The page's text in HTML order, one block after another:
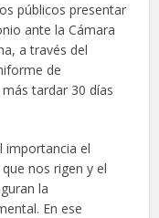
públicos presentar
ante la Cámara
a través del
de
tardar 30 días
importancia el
nos rigen y el
la
En ese